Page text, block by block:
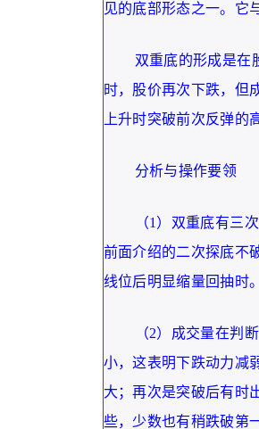
见的底部形态之一。它
双重底的形成是在
时，股价再次下跌，但
上升时突破前次反弹的
分析与操作要领
（1）双重底有三
前面介绍的二次探底不
线位后明显缩量回抽时。
（2）成交量在判
小，这表明下跌动力减
大；再次是突破后有时
些，少数也有稍跌破第